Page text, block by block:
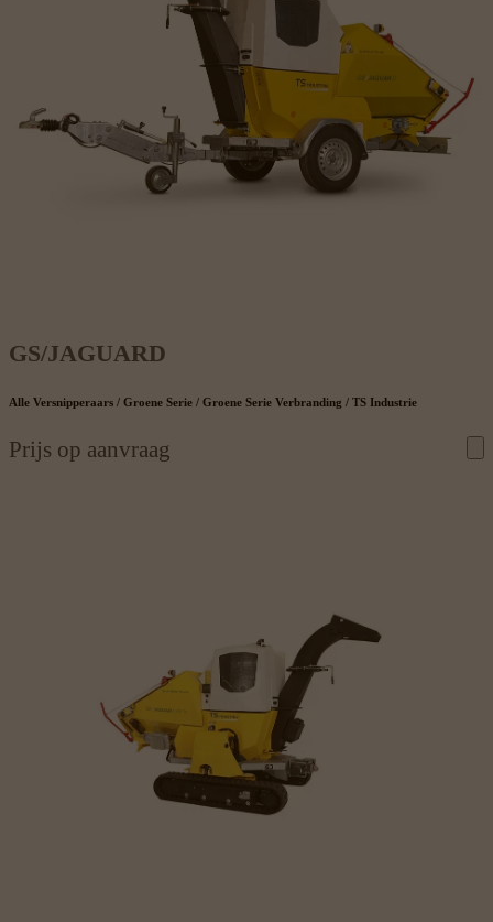
GS/JAGUARD
Alle Versnipperaars / Groene Serie / Groene Serie Verbranding / TS Industrie
Prijs op aanvraag